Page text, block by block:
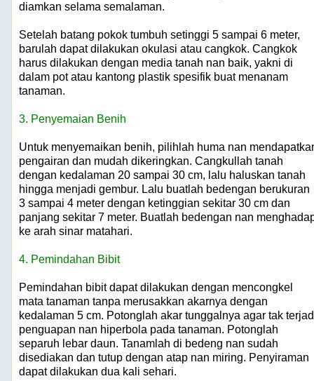
diamkan selama semalaman.
Setelah batang pokok tumbuh setinggi 5 sampai 6 meter,
barulah dapat dilakukan okulasi atau cangkok. Cangkok
harus dilakukan dengan media tanah nan baik, yakni di
dalam pot atau kantong plastik spesifik buat menanam
tanaman.
3. Penyemaian Benih
Untuk menyemaikan benih, pilihlah huma nan
pengairan dan mudah dikeringkan. Cangkullah tanah
dengan kedalaman 20 sampai 30 cm, lalu haluskan tanah
hingga menjadi gembur. Lalu buatlah bedengan berukuran
3 sampai 4 meter dengan ketinggian sekitar 30 cm dan
panjang sekitar 7 meter. Buatlah bedengan nan
ke arah sinar matahari.
4. Pemindahan Bibit
Pemindahan bibit dapat dilakukan dengan mencongkel
mata tanaman tanpa merusakkan akarnya dengan
kedalaman 5 cm. Potonglah akar tunggalnya agar tak
penguapan nan hiperbola pada tanaman. Potonglah
separuh lebar daun. Tanamlah di bedeng nan sudah
disediakan dan tutup dengan atap nan miring. Penyiraman
dapat dilakukan dua kali sehari.